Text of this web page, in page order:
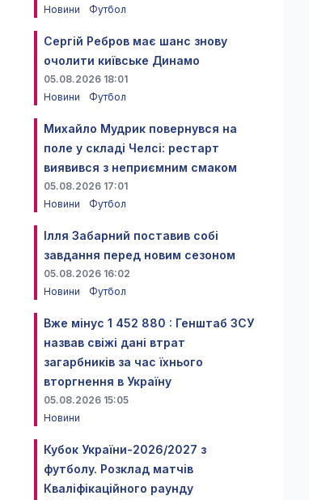
Новини
Футбол
Сергій Ребров має шанс знову
очолити київське Динамо
05.08.2026 18:01
Новини
Футбол
Михайло Мудрик повернувся на
поле у складі Челсі: рестарт
виявився з неприємним смаком
05.08.2026 17:01
Новини
Футбол
Ілля Забарний поставив собі
завдання перед новим сезоном
05.08.2026 16:02
Новини
Футбол
Вже мінус 1 452 880 : Генштаб ЗСУ
назвав свіжі дані втрат
загарбників за час їхнього
вторгнення в Україну
05.08.2026 15:05
Новини
Кубок України-2026/2027 з
футболу. Розклад матчів
Кваліфікаційного раунду